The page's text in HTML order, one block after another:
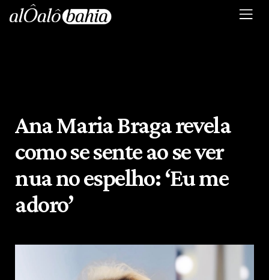
Ana Maria Braga revela
como se sente ao se ver
nua no espelho: ‘Eu me
adoro’